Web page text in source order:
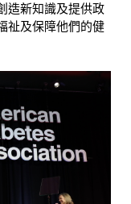
造新知識及提供政
祉及保障他們的健